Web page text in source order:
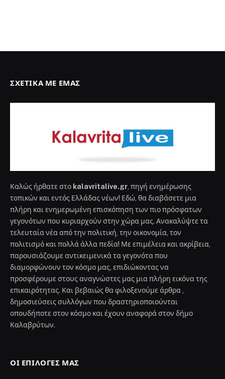
ΣΧΕΤΙΚΆ ΜΕ ΕΜΆΣ
Καλώς ήρθατε στο kalavritalive.gr , πηγή ενημέρωσης
τοπικών και εντός Ελλάδας νέων! Εδώ, θα διαβάσετε μια
πλήρη και ενημερωμένη επισκόπηση των πιο πρόσφατων
γεγονότων που κυριαρχούν στην χώρα μας. Ανακαλύψτε τα
τελευταία νέα από την πολιτική, την οικονομία, τον
πολιτισμό και πολλά άλλα πεδία! Με επιμέλεια και ακρίβεια,
παρουσιάζουμε αντικειμενικά τα γεγονότα που
διαμορφώνουν τον κόσμο μας, επιδιώκοντας να
προσφέρουμε στους αναγνώστες μας μια πλήρη εικόνα της
επικαιρότητας. Και βεβαιώς θα φιλοξενούμε άρθρα ,
δημοσιεύσεις συλλόγων που δραστηριοποιούνται
οπουδήποτε στον κόσμο και έχουν αναφορά στον δήμο
Καλαβρύτων.
ΟΙ ΕΠΙΛΟΓΈΣ ΜΑΣ